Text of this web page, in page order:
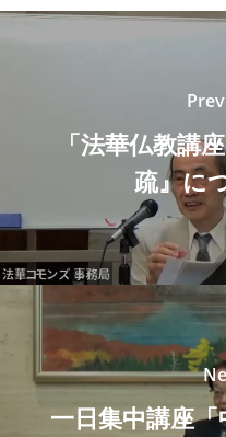
「法華仏教講
疏』に
一日集中講座